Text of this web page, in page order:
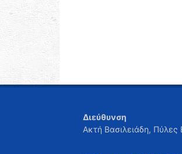
Διεύθυνση
Ακτή Βασιλειάδη,